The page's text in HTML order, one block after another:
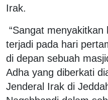
Irak.
“Sangat
terjadi pada hari
di depan sebuah
Adha yang diberkati
Jenderal Irak di